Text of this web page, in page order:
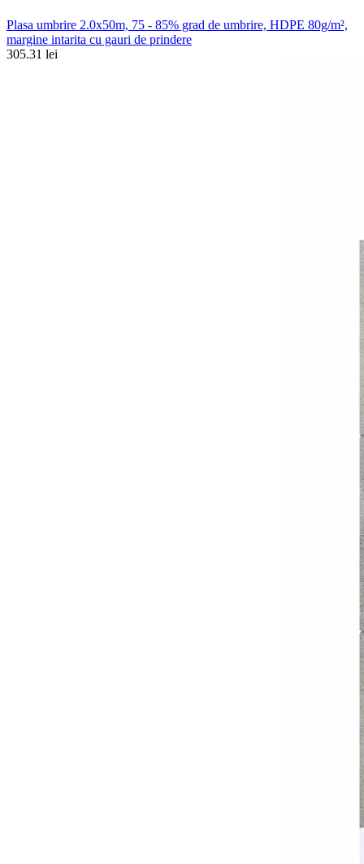
Plasa umbrire 2.0x50m, 75 - 85% grad de umbrire, HDPE 80g/m²,
margine intarita cu gauri de prindere
305.31 lei